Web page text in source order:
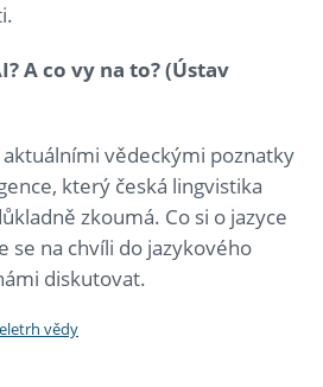
A co vy na to? (Ústav
vědeckými poznatky
který česká lingvistika
zkoumá. Co si o jazyce
se na chvíli do jazykového
diskutovat.
vědy